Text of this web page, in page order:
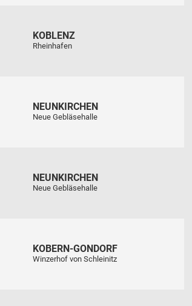
KOBLENZ
Rheinhafen
NEUNKIRCHEN
Neue Gebläsehalle
NEUNKIRCHEN
Neue Gebläsehalle
KOBERN-GONDORF
Winzerhof von Schleinitz